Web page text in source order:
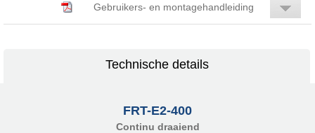
Gebruikers- en montagehandleiding
Technische details
FRT-E2-400
Continu draaiend